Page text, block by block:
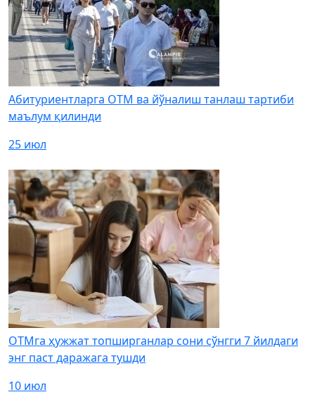
Абитуриентларга ОТМ ва йўналиш танлаш тартиби
маълум қилинди
25 июл
ОТМга ҳужжат топширганлар сони сўнгги 7 йилдаги
энг паст даражага тушди
10 июл